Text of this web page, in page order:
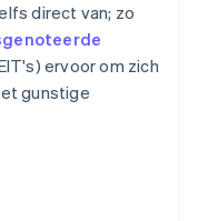
direct van; zo
ervoor om zich
gunstige